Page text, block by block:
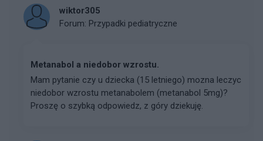
wiktor305
Forum: Przypadki pediatryczne
Metanabol a niedobor wzrostu.
Mam pytanie czy u dziecka (15 letniego) mozna leczyc
niedobor wzrostu metanabolem (metanabol 5mg)?
Proszę o szybką odpowiedz, z góry dziekuję.